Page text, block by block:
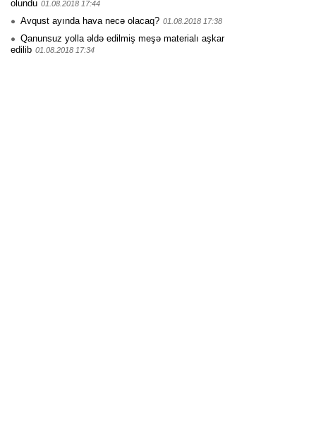
olundu 01.08.2018 17:44
Avqust ayında hava necə olacaq? 01.08.2018 17:38
Qanunsuz yolla əldə edilmiş meşə materialı aşkar
edilib 01.08.2018 17:34